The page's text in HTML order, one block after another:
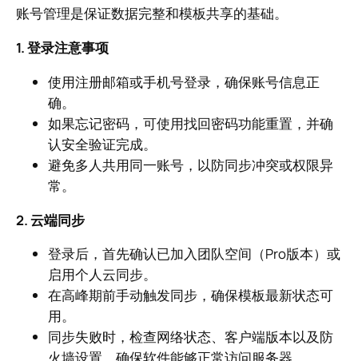
账号管理是保证数据完整和模板共享的基础。
1. 登录注意事项
使用注册邮箱或手机号登录，确保账号信息正
确。
如果忘记密码，可使用找回密码功能重置，并确
认安全验证完成。
避免多人共用同一账号，以防同步冲突或权限异
常。
2. 云端同步
登录后，首先确认已加入团队空间（Pro版本）或
启用个人云同步。
在高峰期前手动触发同步，确保模板最新状态可
用。
同步失败时，检查网络状态、客户端版本以及防